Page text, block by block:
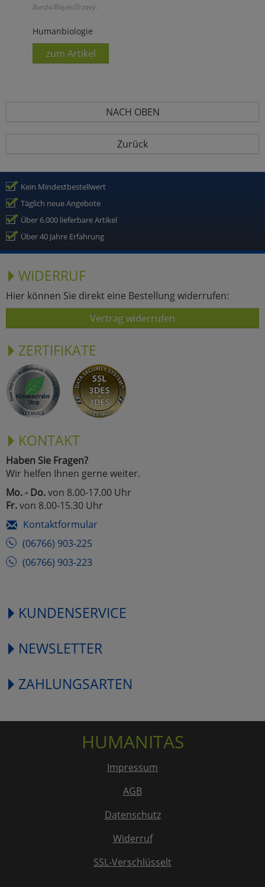
Burda/Bayer/Zrzavý:
Humanbiologie
zum Artikel
NACH OBEN
Zurück
Kein Mindestbestellwert
Täglich neue Angebote
Über 6.000 lieferbare Artikel
Über 40 Jahre Erfahrung
WIDERRUF
Hier können Sie direkt eine Bestellung widerrufen:
Vertrag widerrufen
ZERTIFIKATE
KONTAKT
Haben Sie Fragen?
Wir helfen Ihnen gerne weiter.
Mo. - Do.von 8.00-17.00 Uhr
Fr.von 8.00-15.30 Uhr
Kontaktformular
(06766) 903-225
(06766) 903-223
KUNDENSERVICE
NEWSLETTER
ZAHLUNGSARTEN
HUMANITAS
Impressum
AGB
Datenschutz
Widerruf
SSL-Verschlüsselt